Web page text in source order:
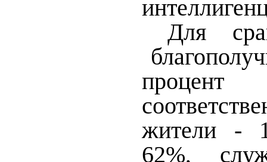
Для
жители -
62%,